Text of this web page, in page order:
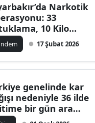
Narkotik
33
10 Kilo
ve 45 Bin Hap Ele
17 Şubat 2026
genelinde kar
nedeniyle 36 ilde
bir gün ara